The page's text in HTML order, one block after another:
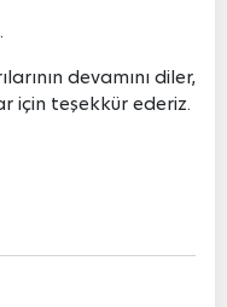
devamını diler,
için teşekkür ederiz.